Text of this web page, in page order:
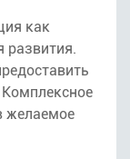
как
развития.
желаемое